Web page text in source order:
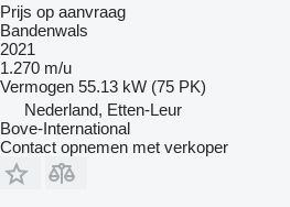
Prijs op aanvraag
Bandenwals
2021
1.270 m/u
Vermogen 55.13 kW (75 PK)
Nederland, Etten-Leur
Bove-International
Contact opnemen met verkoper